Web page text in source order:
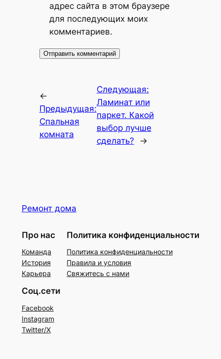
адрес сайта в этом браузере
для последующих моих
комментариев.
←
Предыдущая:
Спальная
комната
Следующая:
Ламинат или
паркет. Какой
выбор лучше
сделать?
→
Ремонт дома
Про нас
Команда
История
Карьера
Политика конфиденциальности
Политика конфиденциальности
Правила и условия
Свяжитесь с нами
Соц.сети
Facebook
Instagram
Twitter/X